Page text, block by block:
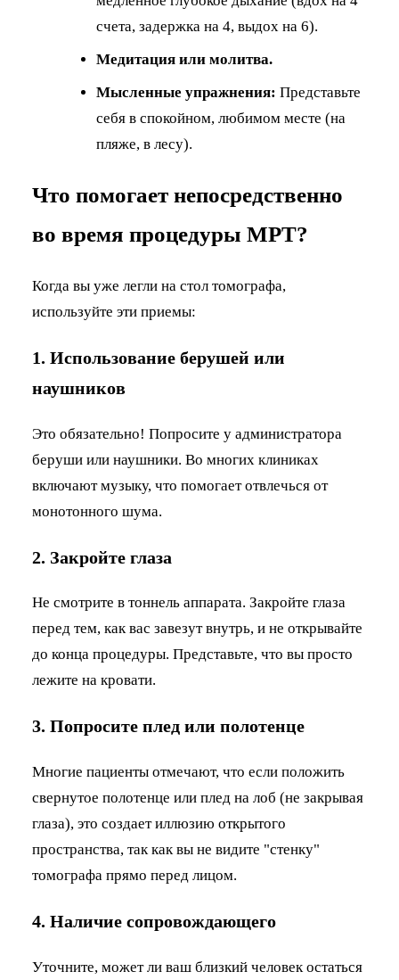
счета, задержка на 4, выдох на 6).
Медитация или молитва.
Мысленные упражнения: Представьте
себя в спокойном, любимом месте (на
пляже, в лесу).
Что помогает непосредственно
во время процедуры МРТ?
Когда вы уже легли на стол томографа,
используйте эти приемы:
1. Использование берушей или
наушников
Это обязательно! Попросите у администратора
беруши или наушники. Во многих клиниках
включают музыку, что помогает отвлечься от
монотонного шума.
2. Закройте глаза
Не смотрите в тоннель аппарата. Закройте глаза
перед тем, как вас завезут внутрь, и не открывайте
до конца процедуры. Представьте, что вы просто
лежите на кровати.
3. Попросите плед или полотенце
Многие пациенты отмечают, что если положить
свернутое полотенце или плед на лоб (не закрывая
глаза), это создает иллюзию открытого
пространства, так как вы не видите "стенку"
томографа прямо перед лицом.
4. Наличие сопровождающего
Уточните, может ли ваш близкий человек остаться